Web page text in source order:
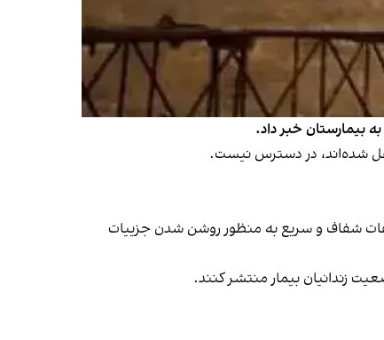
شفاف و سریع به منظور روشن شدن جزییات
زندانیان بیمار منتشر کنند.